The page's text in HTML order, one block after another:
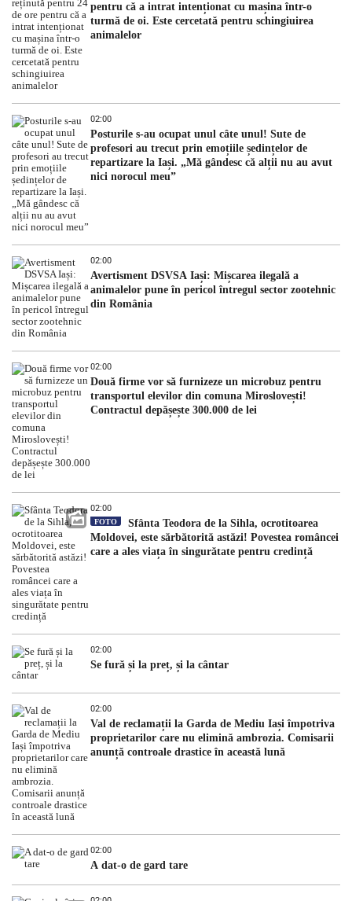
pentru că a intrat intenționat cu mașina într-o
turmă de oi. Este cercetată pentru schingiuirea
animalelor
02:00
Posturile s-au ocupat unul câte unul! Sute de
profesori au trecut prin emoțiile ședințelor de
repartizare la Iași. „Mă gândesc că alții nu au avut
nici norocul meu”
02:00
Avertisment DSVSA Iași: Mișcarea ilegală a
animalelor pune în pericol întregul sector zootehnic
din România
02:00
Două firme vor să furnizeze un microbuz pentru
transportul elevilor din comuna Miroslovești!
Contractul depășește 300.000 de lei
02:00
FOTO
Sfânta Teodora de la Sihla, ocrotitoarea
Moldovei, este sărbătorită astăzi! Povestea româncei
care a ales viața în singurătate pentru credință
02:00
Se fură și la preț, și la cântar
02:00
Val de reclamații la Garda de Mediu Iași împotriva
proprietarilor care nu elimină ambrozia. Comisarii
anunță controale drastice în această lună
02:00
A dat-o de gard tare